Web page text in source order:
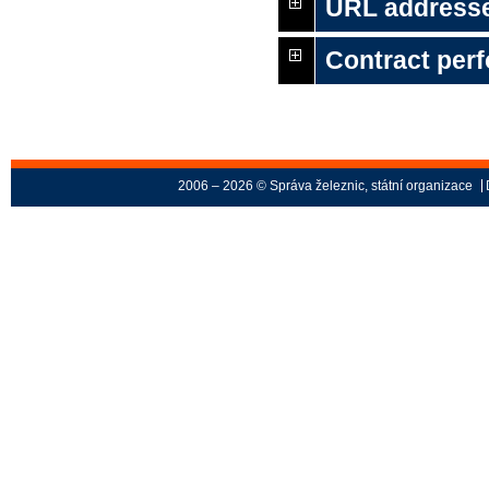
URL
Contract
2006 – 2026 © Správa železnic, státní organizace